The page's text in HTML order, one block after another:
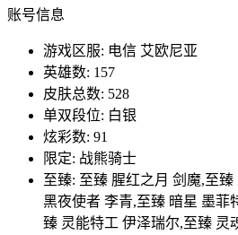
账号信息
游戏区服: 电信 艾欧尼亚
英雄数: 157
皮肤总数: 528
单双段位: 白银
炫彩数: 91
限定: 战熊骑士
至臻: 至臻 腥红之月 剑魔,至
黑夜使者 李青,至臻 暗星 墨菲
臻 灵能特工 伊泽瑞尔,至臻 灵